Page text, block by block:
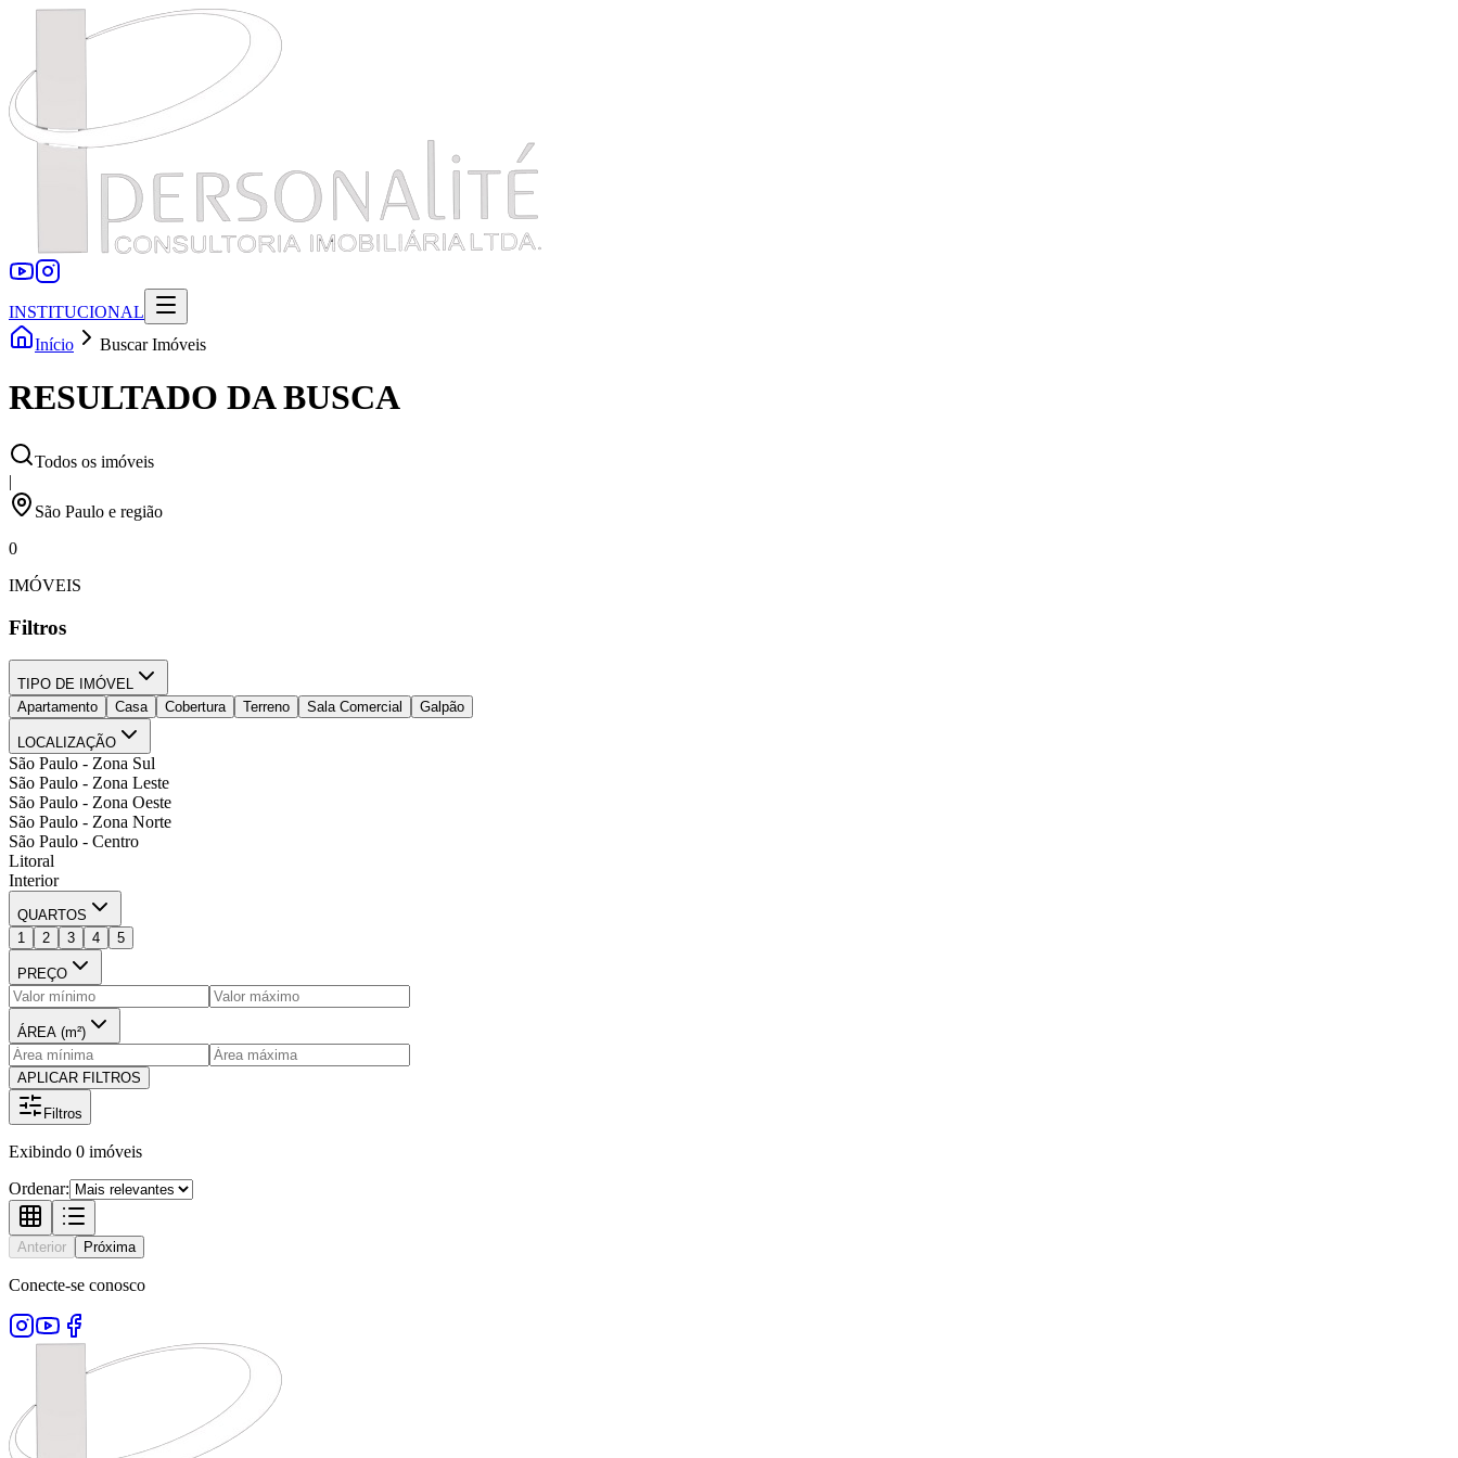
INSTITUCIONAL
Início
Buscar Imóveis
RESULTADO DA BUSCA
Todos os imóveis
|
São Paulo e região
0
IMÓVEIS
Filtros
TIPO DE IMÓVEL
Apartamento
Casa Cobertura Terreno Sala Comercial Galpão
LOCALIZAÇÃO
São Paulo - Zona Sul
São Paulo - Zona Leste
São Paulo - Zona Oeste
São Paulo - Zona Norte
São Paulo - Centro
Litoral
Interior
QUARTOS
1
2 3 4 5
PREÇO
ÁREA (m²)
APLICAR FILTROS
Filtros
Exibindo 0 imóveis
Ordenar:
Anterior Próxima
Conecte-se conosco